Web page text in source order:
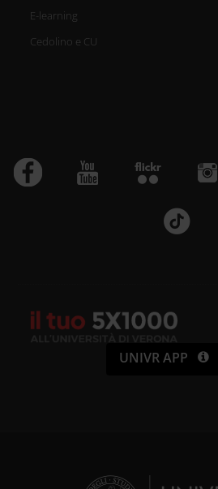
E-learning
Cedolino e CU
UNIVR APP